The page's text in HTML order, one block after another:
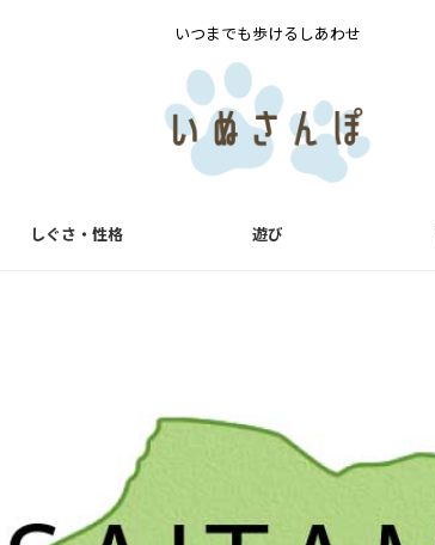
いつまでも歩けるしあわせ
しぐさ・性格 遊び